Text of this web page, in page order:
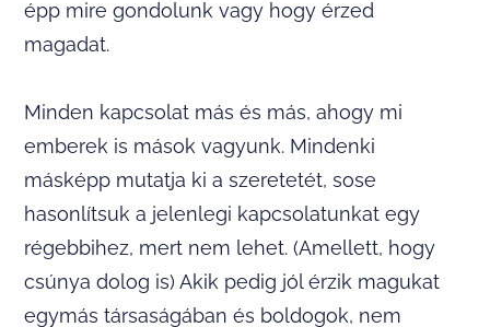
épp mire gondolunk vagy hogy érzed
magadat.
Minden kapcsolat más és más, ahogy mi
emberek is mások vagyunk. Mindenki
másképp mutatja ki a szeretetét, sose
hasonlítsuk a jelenlegi kapcsolatunkat egy
régebbihez, mert nem lehet. (Amellett, hogy
csúnya dolog is) Akik pedig jól érzik magukat
egymás társaságában és boldogok, nem